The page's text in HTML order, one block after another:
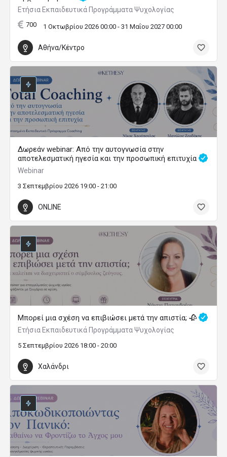
Ετήσια Εκπαιδευτικά Προγράμματα Ψυχολογίας
700 1 Οκτωβρίου 2026 00:00 - 31 Μαΐου 2027 00:00
Αθήνα/Κέντρο
Δωρεάν webinar: Από την αυτογνωσία στην
αποτελεσματική ηγεσία και την προσωπική επιτυχία
Webinar
3 Σεπτεμβρίου 2026 19:00 - 21:00
ONLINE
Μπορεί μια σχέση να επιβιώσει μετά την απιστία; 🥀
Ετήσια Εκπαιδευτικά Προγράμματα Ψυχολογίας
5 Σεπτεμβρίου 2026 18:00 - 20:00
Χαλάνδρι